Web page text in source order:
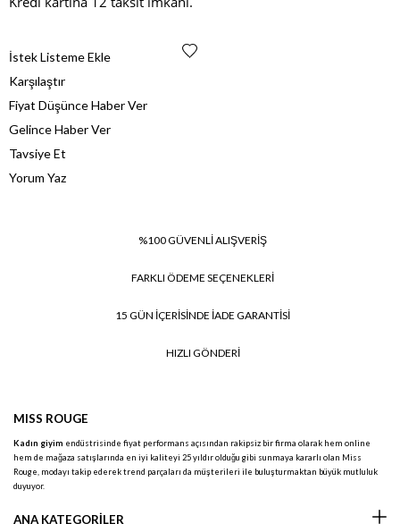
İstek Listeme Ekle
Karşılaştır
Fiyat Düşünce Haber Ver
Gelince Haber Ver
Tavsiye Et
Yorum Yaz
%100 GÜVENLİ ALIŞVERİŞ
FARKLI ÖDEME SEÇENEKLERİ
15 GÜN İÇERİSİNDE İADE GARANTİSİ
HIZLI GÖNDERİ
MISS ROUGE
Kadın giyim endüstrisinde fiyat performans açısından rakipsiz bir firma olarak hem online
hem de mağaza satışlarında en iyi kaliteyi 25 yıldır olduğu gibi sunmaya kararlı olan Miss
Rouge, modayı takip ederek trend parçaları da müşterileri ile buluşturmaktan büyük mutluluk
duyuyor.
ANA KATEGORİLER